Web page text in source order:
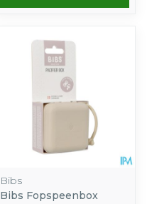
Bibs
Bibs Fopspeenbox